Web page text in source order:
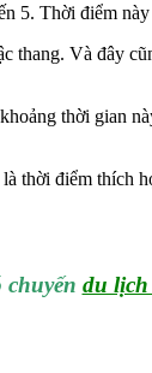
5. Thời điểm
Và đây
thời gian
thời điểm thích
du lịch